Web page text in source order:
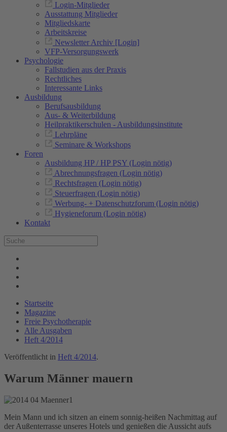
Login-Mitglieder
Ausstattung Mitglieder
Mitgliedskarte
Arbeitskreise
Newsletter Archiv [Login]
VFP-Versorgungswerk
Psychologie
Fallstudien aus der Praxis
Rechtliches
Interessante Links
Ausbildung
Berufsausbildung
Aus- & Weiterbildung
Heilpraktikerschulen - Ausbildungsinstitute
Lehrpläne
Seminare & Workshops
Foren
Ausbildung HP / HP PSY (Login nötig)
Abrechnungsfragen (Login nötig)
Rechtsfragen (Login nötig)
Steuerfragen (Login nötig)
Werbung- + Datenschutzforum (Login nötig)
Hygieneforum (Login nötig)
Kontakt
Startseite
Magazine
Freie Psychotherapie
Alle Ausgaben
Heft 4/2014
Veröffentlicht in Heft 4/2014.
Warum Männer mauern
Mein Mann und ich sitzen an einem sonnig-heißen Nachmittag auf
der Außenterrasse unseres Hotels und genießen die Aussicht aufs